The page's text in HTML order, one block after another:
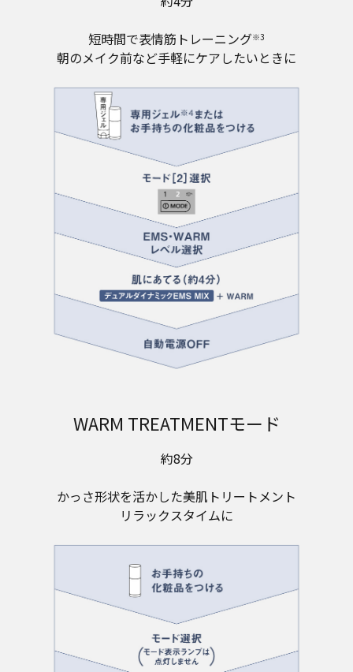
短時間で表情筋トレーニング※3
朝のメイク前など手軽にケアしたいときに
WARM TREATMENTモード
約8分
かっさ形状を活かした美肌トリートメント
リラックスタイムに